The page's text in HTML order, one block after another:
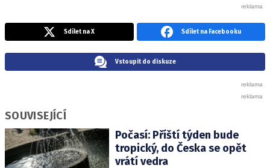
Sdílet na X Sdílet na Facebooku
Vstoupit do diskuze
SOUVISEJÍCÍ
Počasí: Příští týden bude
tropický, do Česka se opět
vrátí vedra